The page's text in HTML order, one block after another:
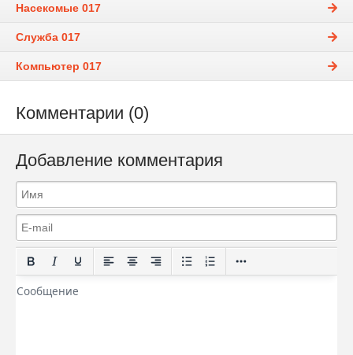
Насекомые 017
Служба 017
Компьютер 017
Комментарии (0)
Добавление комментария